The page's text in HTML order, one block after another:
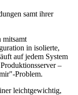
samt ihrer
mitsamt
in isolierte,
auf jedem System
–
Problem.
leichtgewichtig,